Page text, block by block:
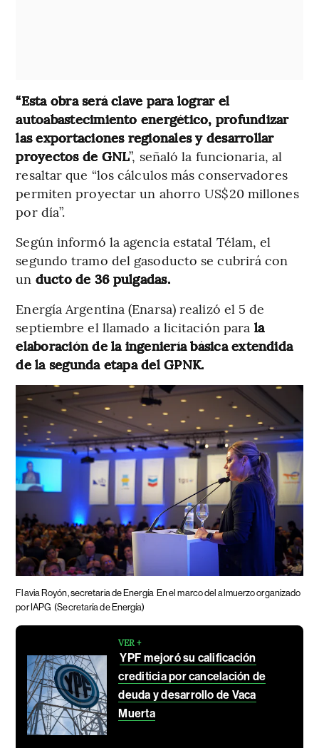
“Esta obra será clave para lograr el
autoabastecimiento energético, profundizar
las exportaciones regionales y desarrollar
proyectos de GNL”, señaló la funcionaria, al
resaltar que “los cálculos más conservadores
permiten proyectar un ahorro US$20 millones
por día”.
Según informó la agencia estatal Télam, el
segundo tramo del gasoducto se cubrirá con
un ducto de 36 pulgadas.
Energía Argentina (Enarsa) realizó el 5 de
septiembre el llamado a licitación para la
elaboración de la ingeniería básica extendida
de la segunda etapa del GPNK.
Flavia Royón, secretaria de Energía En el marco del almuerzo organizado
por IAPG (Secretaría de Energía)
VER +
YPF mejoró su calificación
crediticia por cancelación de
deuda y desarrollo de Vaca
Muerta